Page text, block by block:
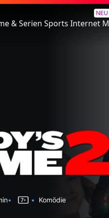
& Serien Sports
NEU
Internet
- Mehr
Komödie